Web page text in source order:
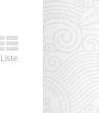
Liste